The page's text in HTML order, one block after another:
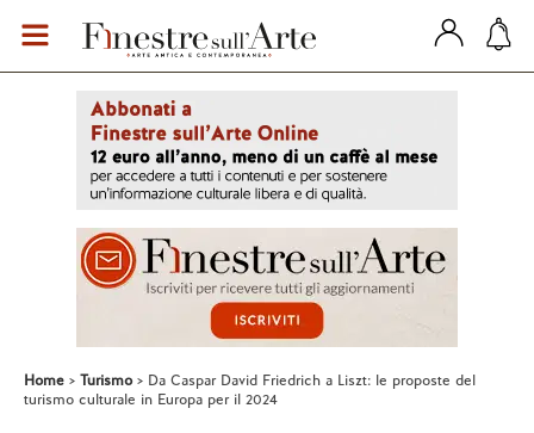
Home Turismo
Da Caspar David Friedrich a Liszt: le proposte del
turismo culturale in Europa per il 2024